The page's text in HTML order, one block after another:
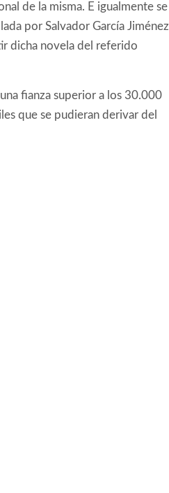
de la misma. E igualmente se
por Salvador García Jiménez
dicha novela del referido
fianza superior a los 30.000
que se pudieran derivar del